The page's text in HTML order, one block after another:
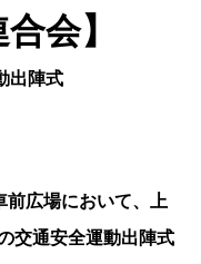
会】
出陣式
前広場において、上
交通安全運動出陣式